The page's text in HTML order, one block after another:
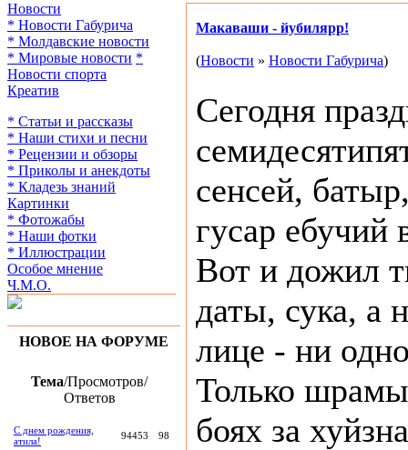
Новости
* Новости Габурича
* Молдавские новости
* Мировые новости *
Новости спорта
Креатив
* Статьи и рассказы
* Наши стихи и песни
* Рецензии и обзоры
* Приколы и анекдоты
* Кладезь знаний
Картинки
* Фотожабы
* Наши фотки
* Иллюстрации
Особое мнение
Ч.М.О.
НОВОЕ НА ФОРУМЕ
Тема/Просмотров/
Ответов
С днем рождения,
атила!
94453
98
Макаваши - йубилярр!
(Новости » Новости Габурича)
Сегодня
сенсей,
гусар ебучий
Вот и дожил
даты, сука, а
лице - ни
Только
боях за